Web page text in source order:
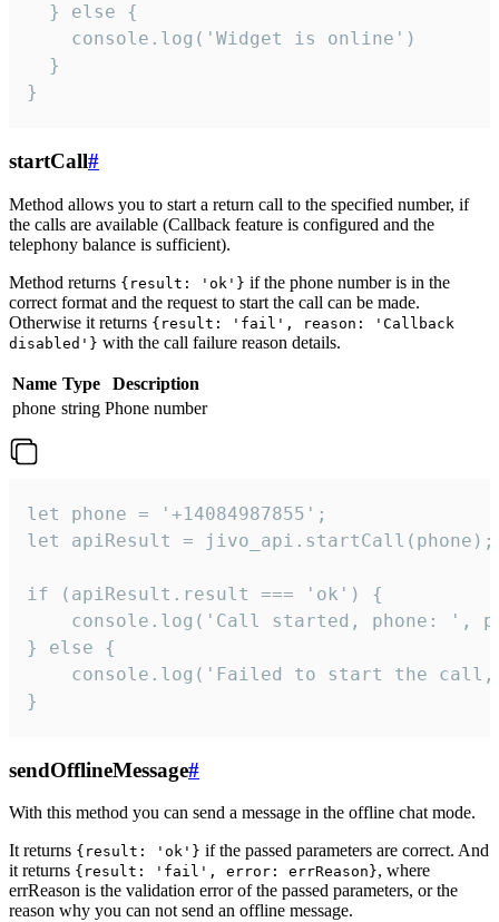
  } else {
    console.log('Widget is online')
  }
}
startCall#
Method allows you to start a return call to the specified number, if
the calls are available (Callback feature is configured and the
telephony balance is sufficient).
Method returns {result: 'ok'} if the phone number is in the
correct format and the request to start the call can be made.
Otherwise it returns {result: 'fail', reason: 'Callback
disabled'} with the call failure reason details.
Name Type
Description
phone string Phone number
let phone = '+14084987855';
let apiResult = jivo_api.startCall(phone);
if (apiResult.result === 'ok') {
console.log('Call started, phone: ',
} else {
console.log('Failed to start the
}
sendOfflineMessage#
With this method you can send a message in the offline chat mode.
It returns {result: 'ok'} if the passed parameters are correct. And
it returns {result: 'fail', error: errReason}, where
errReason is the validation error of the passed parameters, or the
reason why you can not send an offline message.